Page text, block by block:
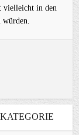
vielleicht in den